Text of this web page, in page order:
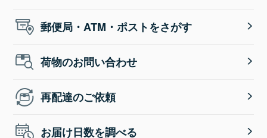
郵便局・ATM・ポストをさがす
荷物のお問い合わせ
再配達のご依頼
お届け日数を調べる